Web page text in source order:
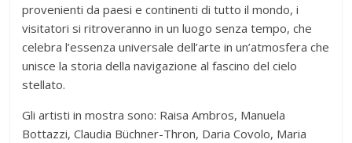
provenienti da paesi e continenti di tutto il mondo, i
visitatori si ritroveranno in un luogo senza tempo, che
celebra l’essenza universale dell’arte in un’atmosfera che
unisce la storia della navigazione al fascino del cielo
stellato.
Gli artisti in mostra sono: Raisa Ambros, Manuela
Bottazzi, Claudia Büchner-Thron, Daria Covolo, Maria